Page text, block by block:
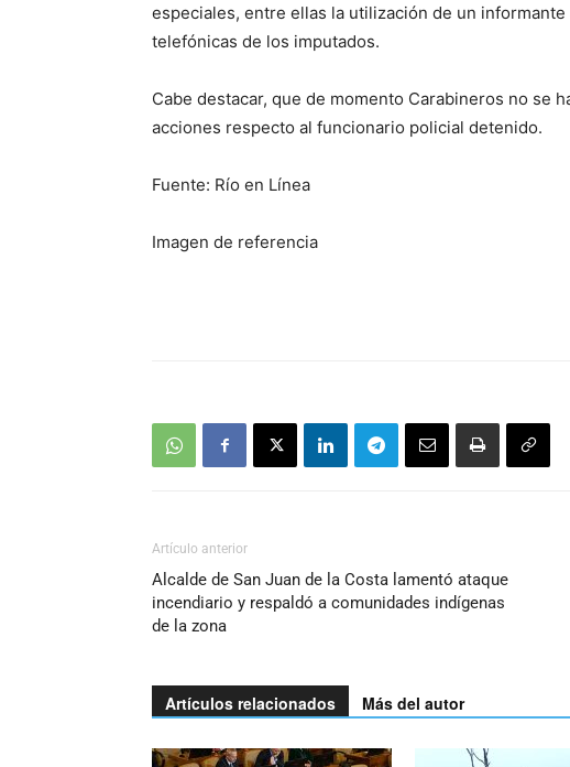
especiales, entre ellas la utilización de un
telefónicas de los imputados.
Cabe destacar, que de momento Carabineros no se
acciones respecto al funcionario policial detenido.
Fuente: Río en Línea
Imagen de referencia
Artículo anterior
Alcalde de San Juan de la Costa lamentó ataque
incendiario y respaldó a comunidades indígenas
de la zona
Artículos relacionados Más del autor